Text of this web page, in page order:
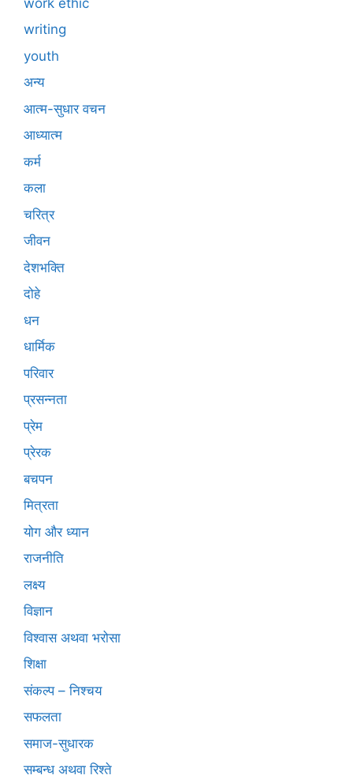
writing
youth
अन्य
आत्म-सुधार वचन
आध्यात्म
कर्म
कला
चरित्र
जीवन
देशभक्ति
दोहे
धन
धार्मिक
परिवार
प्रसन्नता
प्रेम
प्रेरक
बचपन
मित्रता
योग और ध्यान
राजनीति
लक्ष्य
विज्ञान
विश्वास अथवा भरोसा
शिक्षा
संकल्प – निश्चय
सफलता
समाज-सुधारक
सम्बन्ध अथवा रिश्ते